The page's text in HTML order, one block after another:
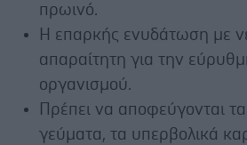
πρωινό.
Η επαρκής ενυδάτωση με
απαραίτητη για την
οργανισμού.
Πρέπει να αποφεύγονται
γεύματα, τα υπερβολικά